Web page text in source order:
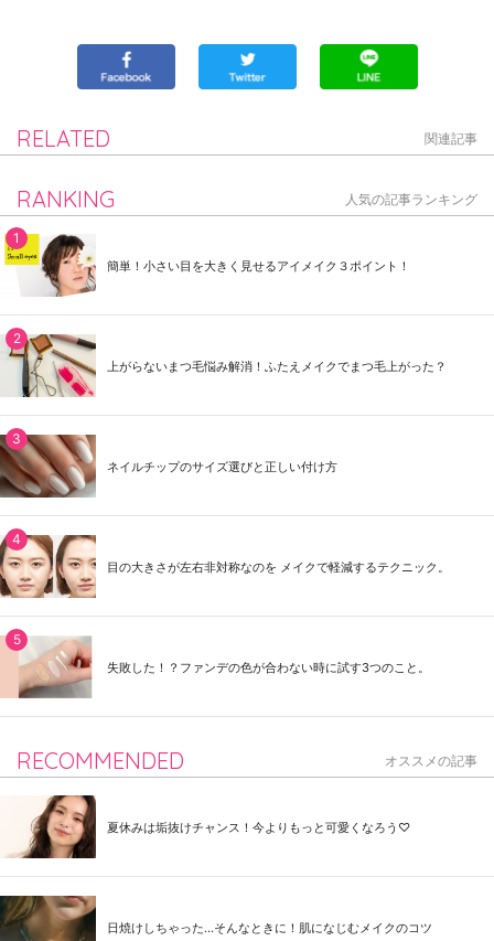
RELATED 関連記事
RANKING 人気の記事ランキング
簡単！小さい目を大きく見せるアイメイク３ポイント！
上がらないまつ毛悩み解消！ふたえメイクでまつ毛上がった？
ネイルチップのサイズ選びと正しい付け方
目の大きさが左右非対称なのを メイクで軽減するテクニック。
失敗した！？ファンデの色が合わない時に試す3つのこと。
RECOMMENDED オススメの記事
夏休みは垢抜けチャンス！今よりもっと可愛くなろう♡
日焼けしちゃった...そんなときに！肌になじむメイクのコツ